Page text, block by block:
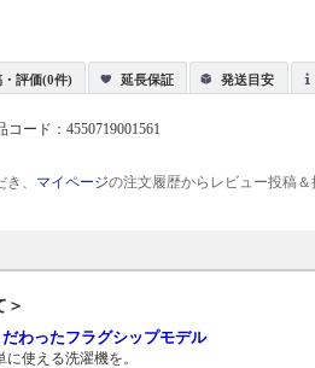
評価(0件) 延長保証 発送目安
コード：4550719001561
、 マイページの注文履歴からレビュー投稿
＞
わったフラグシップモデル
使える洗濯機を。